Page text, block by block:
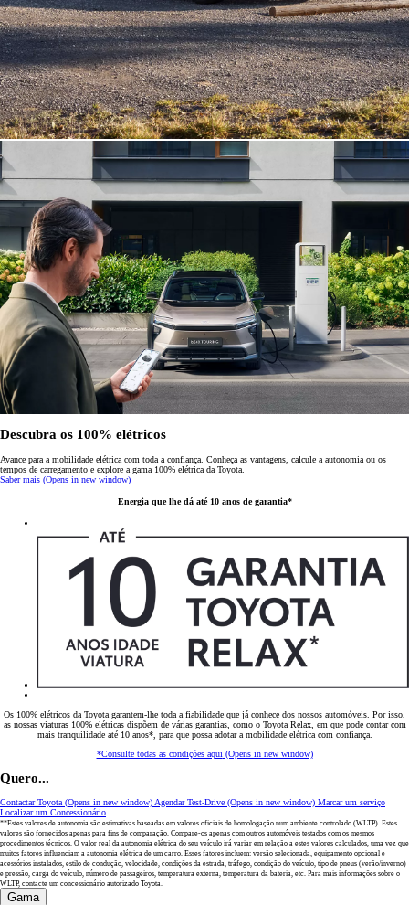
Descubra os 100% elétricos
Avance para a mobilidade elétrica com toda a confiança. Conheça as vantagens, calcule a autonomia ou os
tempos de carregamento e explore a gama 100% elétrica da Toyota.
Saber mais (Opens in new window)
Energia que lhe dá até 10 anos de garantia*
Os 100% elétricos da Toyota garantem-lhe toda a fiabilidade que já conhece dos nossos automóveis. Por isso,
as nossas viaturas 100% elétricas dispõem de várias garantias, como o Toyota Relax, em que pode contar com
mais tranquilidade até 10 anos*, para que possa adotar a mobilidade elétrica com confiança.
*Consulte todas as condições aqui (Opens in new window)
Quero...
Contactar Toyota (Opens in new window) Agendar Test-Drive (Opens in new window) Marcar um serviço
Localizar um Concessionário
**Estes valores de autonomia são estimativas baseadas em valores oficiais de homologação num ambiente controlado (WLTP). Estes
valores são fornecidos apenas para fins de comparação. Compare-os apenas com outros automóveis testados com os mesmos
procedimentos técnicos. O valor real da autonomia elétrica do seu veículo irá variar em relação a estes valores calculados, uma vez que
muitos fatores influenciam a autonomia elétrica de um carro. Esses fatores incluem: versão selecionada, equipamento opcional e
acessórios instalados, estilo de condução, velocidade, condições da estrada, tráfego, condição do veículo, tipo de pneus (verão/inverno)
e pressão, carga do veículo, número de passageiros, temperatura externa, temperatura da bateria, etc. Para mais informações sobre o
WLTP, contacte um concessionário autorizado Toyota.
Gama